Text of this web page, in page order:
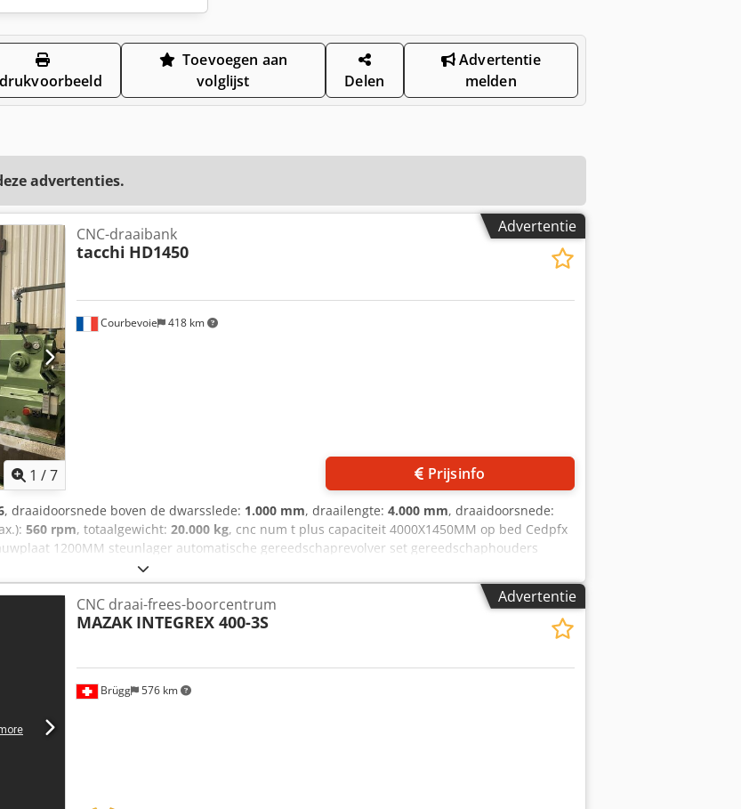
Toevoegen aan
volglijst
Delen
Advertentie
melden
advertenties.
Advertentie
1 /7
Courbevoie 418 km
CNC-draaibank
tacchi HD1450
Prijsinfo
, draaidoorsnede boven de dwarsslede: 1.000 mm, draailengte: 4.000 mm, draaidoorsnede:
560 rpm, totaalgewicht: 20.000 kg, cnc num t plus capaciteit 4000X1450MM op bed Cedpfx
1200MM steunlager automatische gereedschaprevolver set gereedschaphouders
Advertentie
Brügg 576 km
CNC draai-frees-boorcentrum
MAZAK INTEGREX 400-3S